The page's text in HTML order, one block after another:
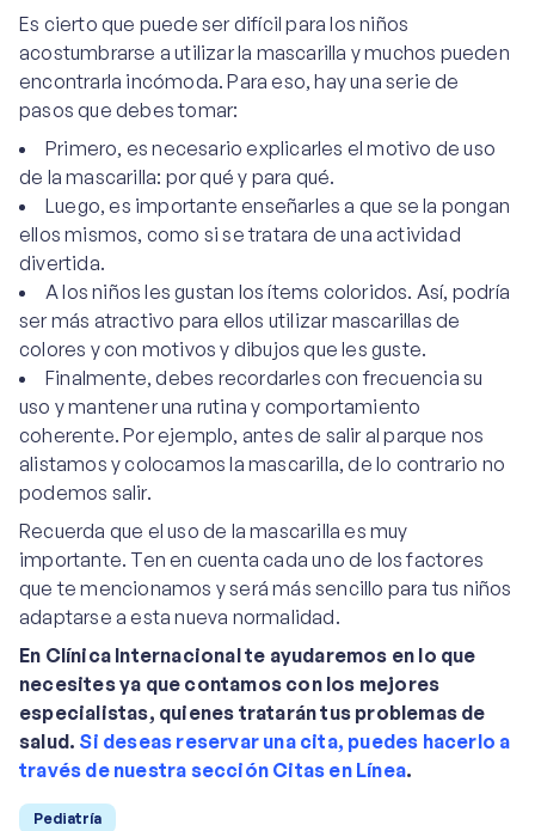
Es cierto que puede ser difícil para los niños
acostumbrarse a utilizar la mascarilla y muchos pueden
encontrarla incómoda. Para eso, hay una serie de
pasos que debes tomar:
Primero, es necesario explicarles el motivo de uso
de la mascarilla: por qué y para qué.
Luego, es importante enseñarles a que se la pongan
ellos mismos, como si se tratara de una actividad
divertida.
A los niños les gustan los ítems coloridos. Así, podría
ser más atractivo para ellos utilizar mascarillas de
colores y con motivos y dibujos que les guste.
Finalmente, debes recordarles con frecuencia su
uso y mantener una rutina y comportamiento
coherente. Por ejemplo, antes de salir al parque nos
alistamos y colocamos la mascarilla, de lo contrario no
podemos salir.
Recuerda que el uso de la mascarilla es muy
importante. Ten en cuenta cada uno de los factores
que te mencionamos y será más sencillo para tus niños
adaptarse a esta nueva normalidad.
En Clínica Internacional te ayudaremos en lo que
necesites ya que contamos con los mejores
especialistas, quienes tratarán tus problemas de
salud. Si deseas reservar una cita, puedes hacerlo a
través de nuestra sección Citas en Línea.
Pediatría